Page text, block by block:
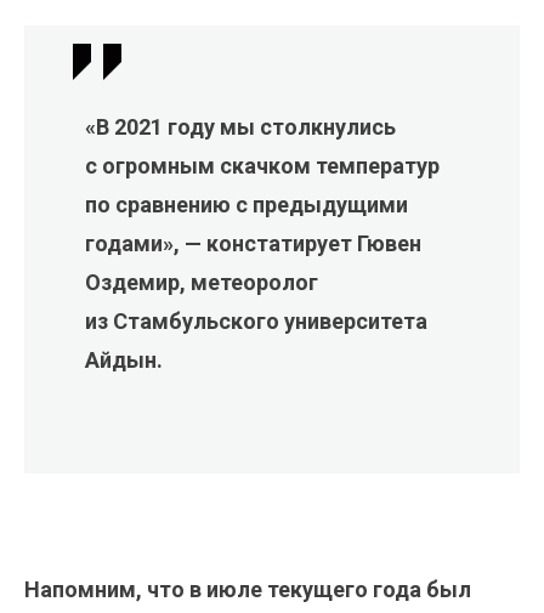
«В 2021 году мы столкнулись
с огромным скачком температур
по сравнению с предыдущими
годами», — констатирует Гювен
Оздемир, метеоролог
из Стамбульского университета
Айдын.
Напомним, что в июле текущего года был